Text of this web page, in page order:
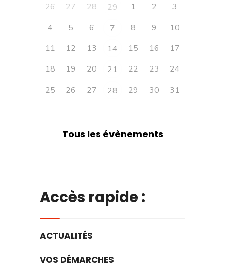
26 27 28 29 1 2
3
4
5 6 7 8 9
10
11
12 13 14 15 16
17
18
19 20 21 22 23
24
25
26 27 28 29 30 31
Tous les évènements
Accès rapide :
ACTUALITÉS
VOS DÉMARCHES